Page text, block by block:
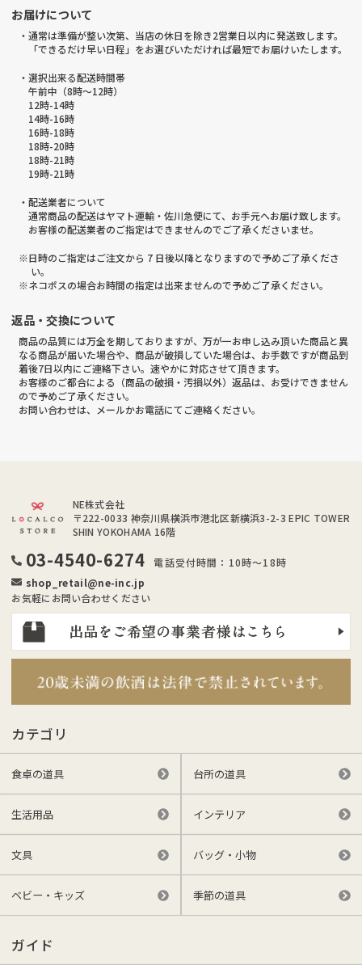
お届けについて
・通常は準備が整い次第、当店の休日を除き2営業日以内に発送致します。
「できるだけ早い日程」をお選びいただければ最短でお届けいたします。
・選択出来る配送時間帯
午前中（8時～12時）
12時-14時
14時-16時
16時-18時
18時-20時
18時-21時
19時-21時
・配送業者について
通常商品の配送はヤマト運輸・佐川急便にて、お手元へお届け致します。
お客様の配送業者のご指定はできませんのでご了承くださいませ。
※日時のご指定はご注文から 7 日後以降となりますので予めご了承くださ
い。
※ネコポスの場合お時間の指定は出来ませんので予めご了承ください。
返品・交換について
商品の品質には万全を期しておりますが、万が一お申し込み頂いた商品と異
なる商品が届いた場合や、商品が破損していた場合は、お手数ですが商品到
着後7日以内にご連絡下さい。速やかに対応させて頂きます。
お客様のご都合による（商品の破損・汚損以外）返品は、お受けできません
ので予めご了承ください。
お問い合わせは、メールかお電話にてご連絡ください。
NE株式会社
〒222-0033 神奈川県横浜市港北区新横浜3-2-3 EPIC TOWER
SHIN YOKOHAMA 16階
03-4540-6274
電話受付時間：10時～18時
shop_retail@ne-inc.jp
お気軽にお問い合わせください
カテゴリ
食卓の道具 台所の道具
生活用品 インテリア
文具 バッグ・小物
ベビー・キッズ 季節の道具
ガイド